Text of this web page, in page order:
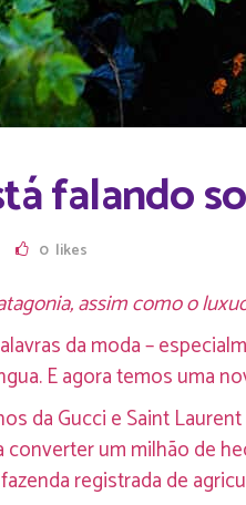
falando
0 likes
assim como o
da moda –
E agora temos uma
da Gucci e Saint
um milhão de
registrada de